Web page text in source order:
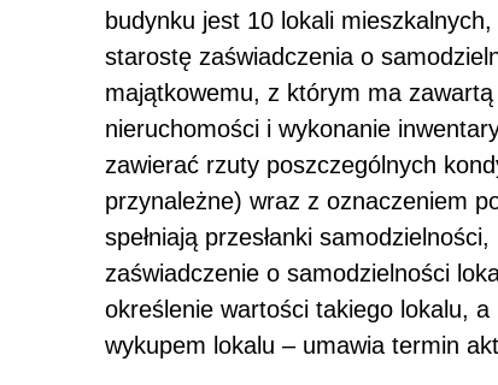
budynku jest 10 lokali
starostę zaświadczenia o
majątkowemu, z którym ma
nieruchomości i wykonanie
zawierać rzuty poszczególnych
przynależne) wraz z oznaczeniem
spełniają przesłanki
zaświadczenie o samodzielności
określenie wartości takiego lokalu,
wykupem lokalu – umawia termin